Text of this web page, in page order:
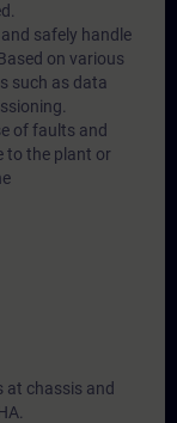
safely handle
on various
such as data
of faults and
to the plant or
chassis and